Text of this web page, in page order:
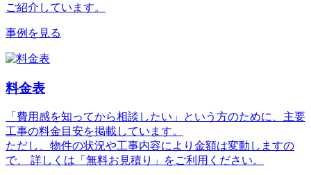
ご紹介しています。
事例を見る
料金表
「費用感を知ってから相談したい」という方のために、主要
工事の料金目安を掲載しています。
ただし、物件の状況や工事内容により金額は変動しますの
で、 詳しくは「無料お見積り」をご利用ください。